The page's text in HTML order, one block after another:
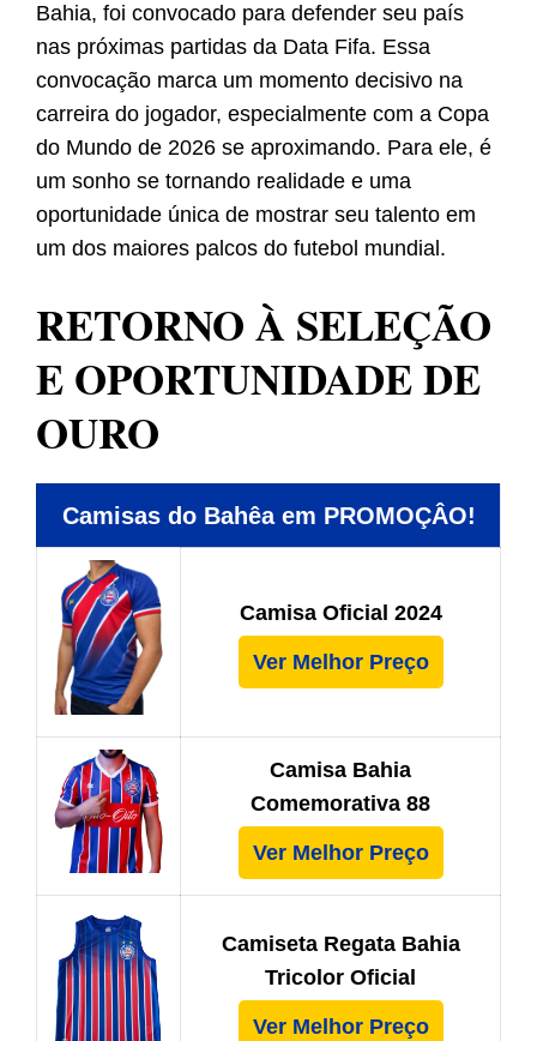
Bahia, foi convocado para defender seu país
nas próximas partidas da Data Fifa. Essa
convocação marca um momento decisivo na
carreira do jogador, especialmente com a Copa
do Mundo de 2026 se aproximando. Para ele, é
um sonho se tornando realidade e uma
oportunidade única de mostrar seu talento em
um dos maiores palcos do futebol mundial.
RETORNO À SELEÇÃO
E OPORTUNIDADE DE
OURO
Camisas do Bahêa em PROMOÇÂO!
Camisa Oficial 2024
Ver Melhor Preço
Camisa Bahia
Comemorativa 88
Ver Melhor Preço
Camiseta Regata Bahia
Tricolor Oficial
Ver Melhor Preço